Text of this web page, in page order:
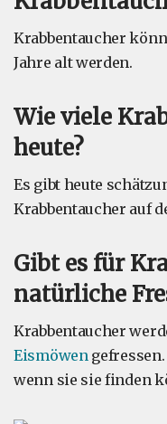
Krabbentaucher
Jahre alt werden.
Wie viele
heute?
Es gibt heute
Krabbentaucher auf
Gibt es für
natürliche
Krabbentaucher
Eismöwen
wenn sie sie finden